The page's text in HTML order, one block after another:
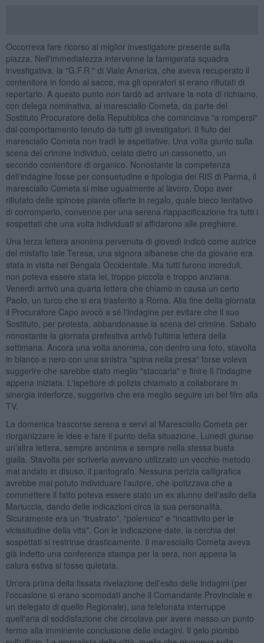
Occorreva fare ricorso al miglior investigatore presente sulla
piazza. Nell'immediatezza intervenne la famigerata squadra
investigativa, la "G.F.R." di Viale America, che aveva recuperato il
contenitore in fondo al sacco, ma gli operatori si erano rifiutati di
repertarlo. A questo punto non tardò ad arrivare la nota di richiamo,
con delega nominativa, al maresciallo Cometa, da parte del
Sostituto Procuratore della Repubblica che cominciava "a rompersi"
dal comportamento tenuto da tutti gli investigatori. Il fiuto del
maresciallo Cometa non tradì le aspettative. Una volta giunto sulla
scena del crimine individuò, celato dietro un cassonetto, un
secondo contenitore di organico. Nonostante la competenza
dell'indagine fosse per consuetudine e tipologia del RIS di Parma, il
maresciallo Cometa si mise ugualmente al lavoro. Dopo aver
rifiutato delle spinose piante offerte in regalo, quale bieco tentativo
di corromperlo, convenne per una serena riappacificazione fra tutti i
sospettati che una volta individuati si affidarono alle preghiere.
Una terza lettera anonima pervenuta di giovedì indicò come autrice
del misfatto tale Teresa, una signora albanese che da giovane era
stata in visita nel Bengala Occidentale. Ma tutti furono increduli,
non poteva essere stata lei, troppo piccola e troppo anziana.
Venerdì arrivò una quarta lettera che chiamò in causa un certo
Paolo, un turco che si era trasferito a Roma. Alla fine della giornata
il Procuratore Capo avocò a sé l'indagine per evitare che il suo
Sostituto, per protesta, abbandonasse la scena del crimine. Sabato
nonostante la giornata prefestiva arrivò l'ultima lettera della
settimana. Ancora una volta anonima, con dentro una foto, stavolta
in bianco e nero con una sinistra "spina nella presa" forse voleva
suggerire che sarebbe stato meglio "staccarla" e finire lì l'indagine
appena iniziata. L'ispettore di polizia chiamato a collaborare in
sinergia interforze, suggeriva che era meglio seguire un bel film alla
TV.
La domenica trascorse serena e servì al Maresciallo Cometa per
riorganizzare le idee e fare il punto della situazione. Lunedì giunse
un’altra lettera, sempre anonima e sempre nella stessa busta
gialla. Stavolta per scriverla avevano utilizzato un vecchio metodo
mai andato in disuso, il pantografo. Nessuna perizia calligrafica
avrebbe mai potuto individuare l'autore, che ipotizzava che a
commettere il fatto poteva essere stato un ex alunno dell'asilo della
Mariuccia, dando delle indicazioni circa la sua personalità.
Sicuramente era un "frustrato", "polemico" e "incattivito per le
vicissitudine della vita". Con le indicazione date, la cerchia dei
sospettati si restrinse drasticamente. Il maresciallo Cometa aveva
già indetto una conferenza stampa per la sera, non appena la
calura estiva si fosse quietata.
Un'ora prima della fissata rivelazione dell'esito delle indagini (per
l'occasione si erano scomodati anche il Comandante Provinciale e
un delegato di quello Regionale), una telefonata interruppe
quell'aria di soddisfazione che circolava per avere messo un punto
fermo alla imminente conclusione delle indagini. Il gelo piombò